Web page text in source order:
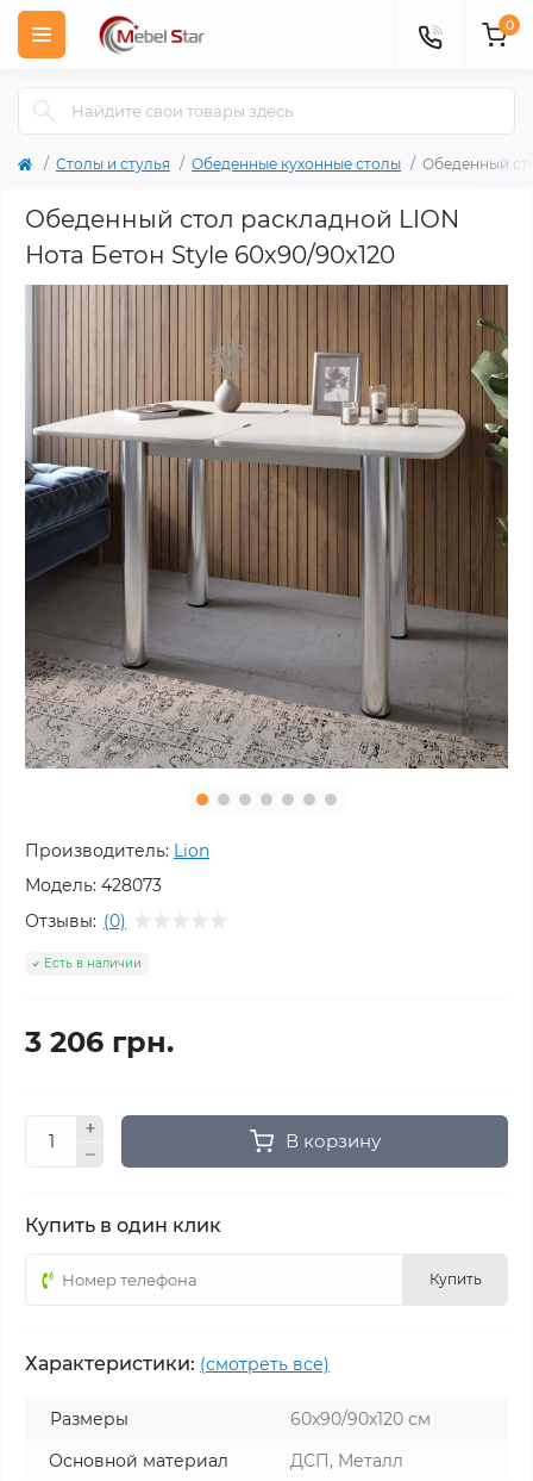
0
Столы и стулья Обеденные кухонные столы Обеденный
Обеденный стол раскладной LION
Нота Бетон Style 60x90/90x120
Производитель: Lion
Модель: 428073
Отзывы: (0)
Есть в наличии
3 206 грн.
В корзину
Купить в один клик
Купить
Характеристики: (смотреть все)
Размеры
60x90/90x120 см
Основной материал
ДСП, Металл